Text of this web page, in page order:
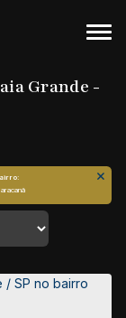
Grande -
Maracanã